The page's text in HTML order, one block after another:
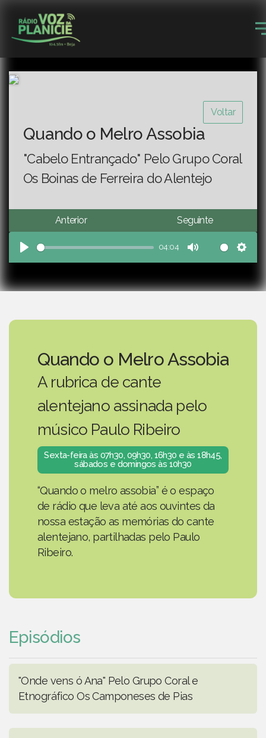
Voltar
Quando o Melro Assobia
"Cabelo Entrançado" Pelo Grupo Coral
Os Boinas de Ferreira do Alentejo
Anterior Seguinte
Play
04:04
Mute
Quando o Melro Assobia
A rubrica de cante
alentejano assinada pelo
músico Paulo Ribeiro
Sexta-feira às 07h30, 09h30, 16h30 e às 18h45,
sábados e domingos às 10h30
“Quando o melro assobia” é o espaço
de rádio que leva até aos ouvintes da
nossa estação as memórias do cante
alentejano, partilhadas pelo Paulo
Ribeiro.
Episódios
"Onde vens ó Ana" Pelo Grupo Coral e
Etnográfico Os Camponeses de Pias